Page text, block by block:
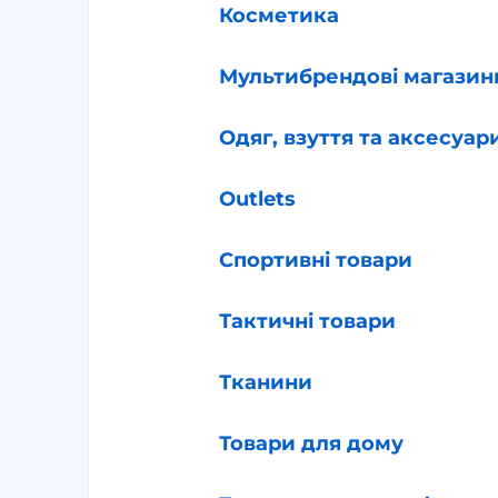
Косметика
Мультибрендові
Одяг, взуття та
Outlets
Спортивні товари
Тактичні товари
Тканини
Товари для дому